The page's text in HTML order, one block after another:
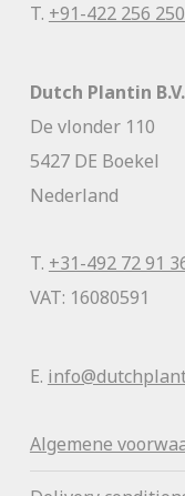
T. +91-422 256
Dutch Plantin B.V.
De vlonder 110
5427 DE Boekel
Nederland
T. +31-492 72 91
VAT: 16080591
E.
Algemene